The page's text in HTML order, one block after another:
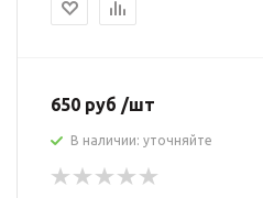
650 руб /шт
В наличии: уточняйте